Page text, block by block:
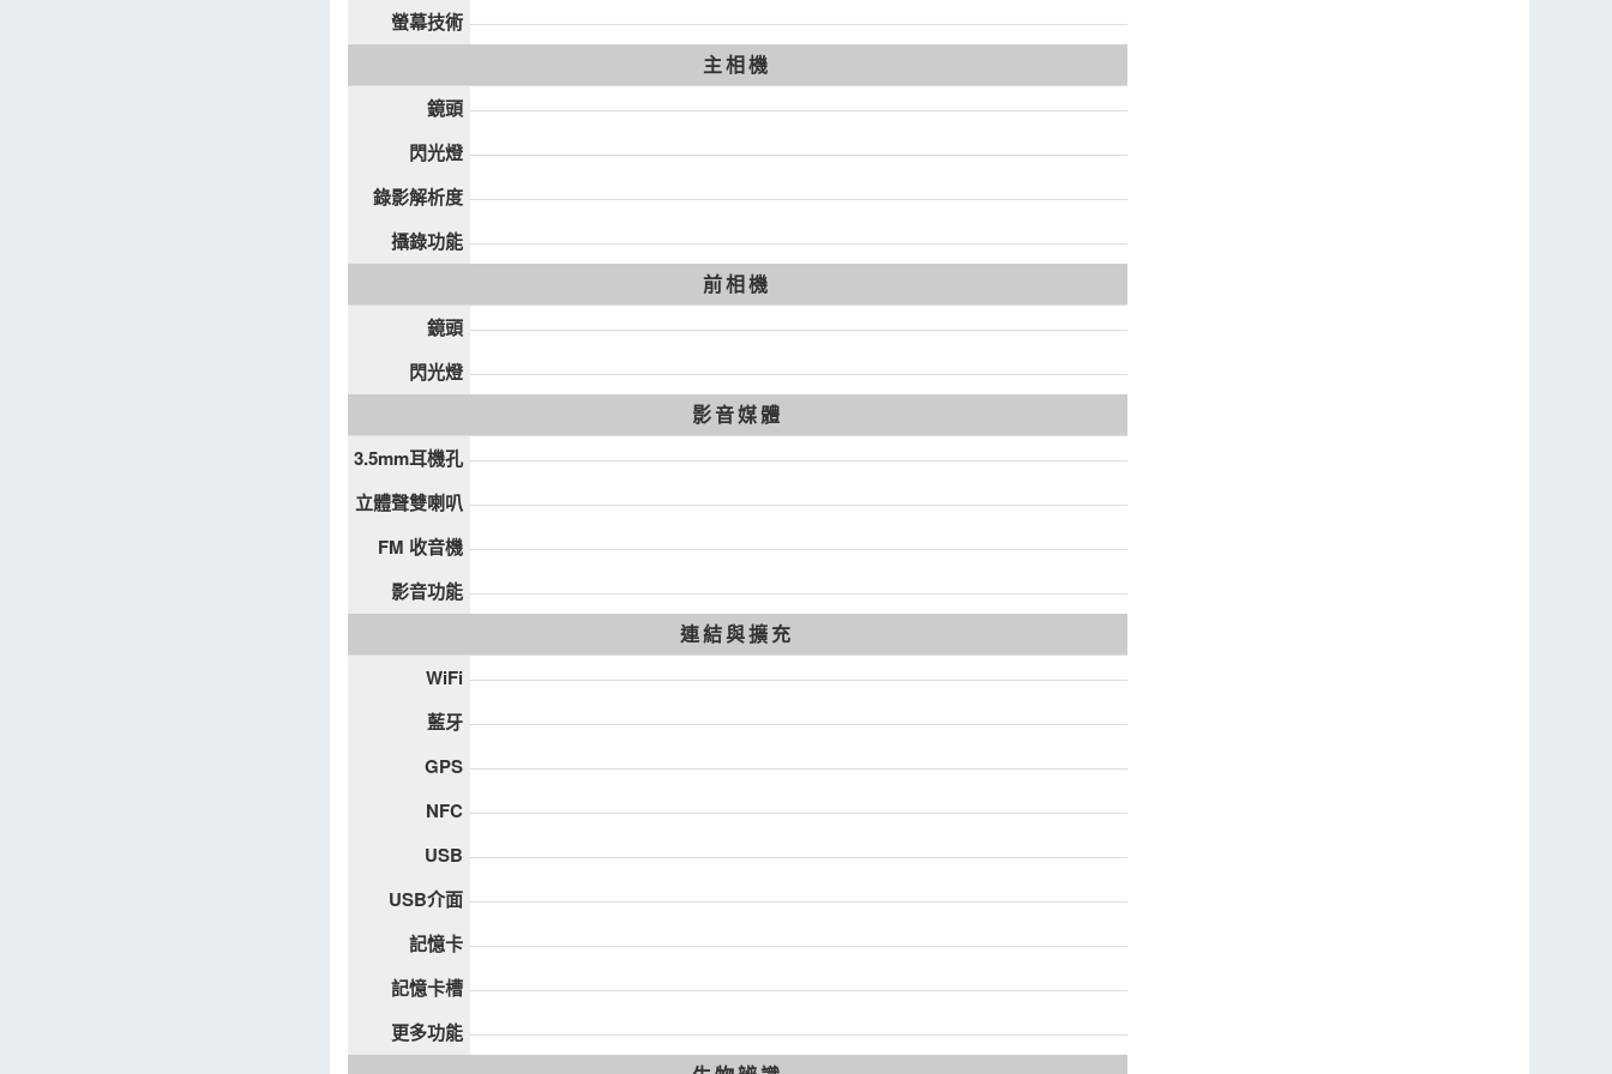
螢幕技術
主相機
鏡頭
閃光燈
錄影解析度
攝錄功能
前相機
鏡頭
閃光燈
影音媒體
3.5mm耳機孔
立體聲雙喇叭
FM 收音機
影音功能
連結與擴充
WiFi
藍牙
GPS
NFC
USB
USB介面
記憶卡
記憶卡槽
更多功能